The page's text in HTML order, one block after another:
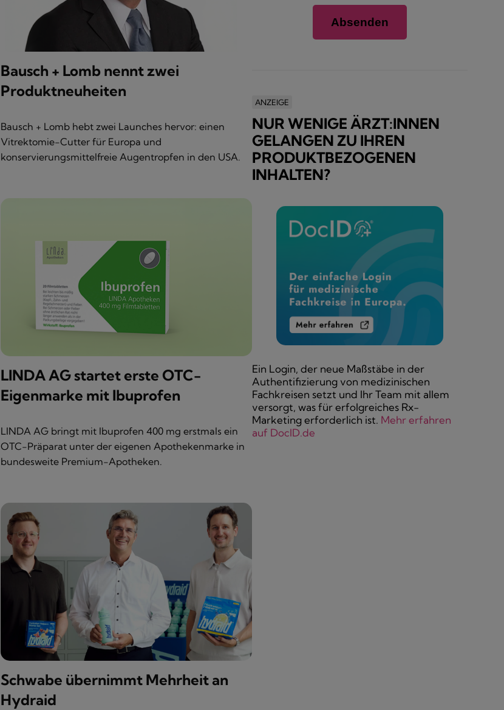
Bausch + Lomb nennt zwei
Produktneuheiten
Bausch + Lomb hebt zwei Launches hervor: einen
Vitrektomie-Cutter für Europa und
konservierungsmittelfreie Augentropfen in den USA.
LINDA AG startet erste OTC-
Eigenmarke mit Ibuprofen
LINDA AG bringt mit Ibuprofen 400 mg erstmals ein
OTC-Präparat unter der eigenen Apothekenmarke in
bundesweite Premium-Apotheken.
Schwabe übernimmt Mehrheit an
Hydraid
ANZEIGE
NUR WENIGE ÄRZT:INNEN
GELANGEN ZU IHREN
PRODUKTBEZOGENEN
INHALTEN?
Ein Login, der neue Maßstäbe in der
Authentifizierung von medizinischen
Fachkreisen setzt und Ihr Team mit allem
versorgt, was für erfolgreiches Rx-
Marketing erforderlich ist. Mehr erfahren
auf DocID.de